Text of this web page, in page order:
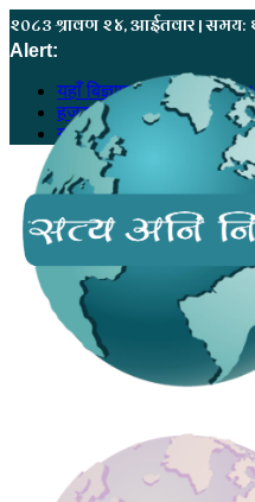
२०८३ श्रावण २४, आईतवार | समय:
Alert:
यहाँ बिज्ञापन गर्नु परेमा
हजुरको सूचना, हाम्रो खबर
यहाँ बिज्ञापन गर्नु परेमा